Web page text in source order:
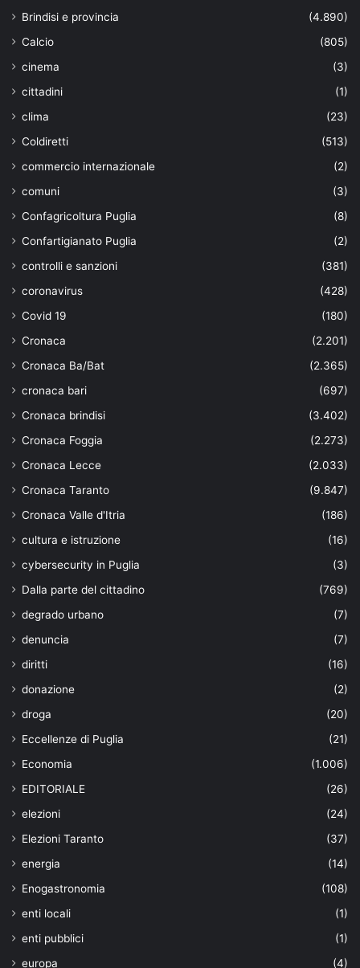
Brindisi e provincia
(4.890)
Calcio
(805)
cinema
(3)
cittadini
(1)
clima
(23)
Coldiretti
(513)
commercio internazionale
(2)
comuni
(3)
Confagricoltura Puglia
(8)
Confartigianato Puglia
(2)
controlli e sanzioni
(381)
coronavirus
(428)
Covid 19
(180)
Cronaca
(2.201)
Cronaca Ba/Bat
(2.365)
cronaca bari
(697)
Cronaca brindisi
(3.402)
Cronaca Foggia
(2.273)
Cronaca Lecce
(2.033)
Cronaca Taranto
(9.847)
Cronaca Valle d'Itria
(186)
cultura e istruzione
(16)
cybersecurity in Puglia
(3)
Dalla parte del cittadino
(769)
degrado urbano
(7)
denuncia
(7)
diritti
(16)
donazione
(2)
droga
(20)
Eccellenze di Puglia
(21)
Economia
(1.006)
EDITORIALE
(26)
elezioni
(24)
Elezioni Taranto
(37)
energia
(14)
Enogastronomia
(108)
enti locali
(1)
enti pubblici
(1)
europa
(4)